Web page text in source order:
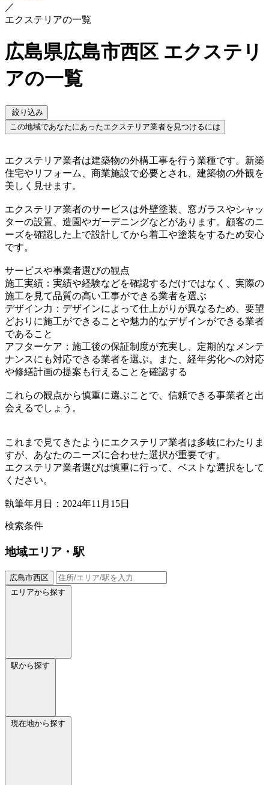
／
エクステリアの一覧
広島県広島市西区 エクステリ
アの一覧
絞り込み
この地域であなたにあったエクステリア業者を見つけるには
エクステリア業者は建築物の外構工事を行う業種です。新築
住宅やリフォーム、商業施設で必要とされ、建築物の外観を
美しく見せます。
エクステリア業者のサービスは外壁塗装、窓ガラスやシャッ
ターの設置、造園やガーデニングなどがあります。顧客のニ
ーズを確認した上で設計してから着工や塗装をするため安心
です。
サービスや事業者選びの観点
施工実績：実績や経験などを確認するだけではなく、実際の
施工を見て品質の高い工事ができる業者を選ぶ
デザイン力：デザインによって仕上がりが異なるため、要望
どおりに施工ができることや魅力的なデザインができる業者
であること
アフターケア：施工後の保証制度が充実し、定期的なメンテ
ナンスにも対応できる業者を選ぶ。また、経年劣化への対応
や修繕計画の提案も行えることを確認する
これらの観点から慎重に選ぶことで、信頼できる事業者と出
会えるでしょう。
これまで見てきたようにエクステリア業者は多岐にわたりま
すが、あなたのニーズに合わせた選択が重要です。
エクステリア業者選びは慎重に行って、ベストな選択をして
ください。
執筆年月日：2024年11月15日
検索条件
地域エリア・駅
広島市西区
エリアから探す
駅から探す
現在地から探す